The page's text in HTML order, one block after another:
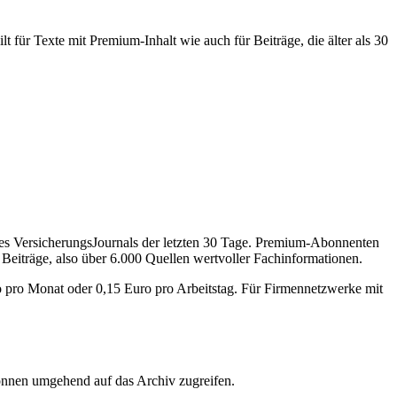
für Texte mit Premium-Inhalt wie auch für Beiträge, die älter als 30
der letzten 30 Tage. Premium-Abonnenten
also über 6.000 Quellen wertvoller Fachinformationen.
Monat oder 0,15 Euro pro Arbeitstag. Für Firmennetzwerke mit
umgehend auf das Archiv zugreifen.